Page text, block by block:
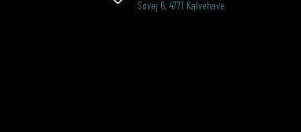
Søvej 6,4771 Kalvehave